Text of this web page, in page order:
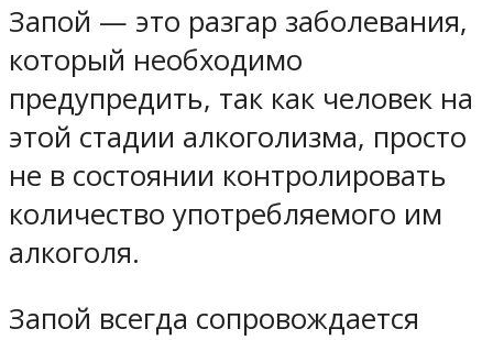
Запой — это разгар заболевания,
который необходимо
предупредить, так как человек на
этой стадии алкоголизма, просто
не в состоянии контролировать
количество употребляемого им
алкоголя.
Запой всегда сопровождается